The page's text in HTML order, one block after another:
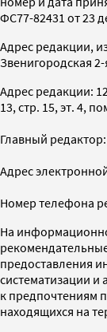
ФС77-82431 от 23
Адрес редакции,
Звенигородская 2-
Адрес редакции:
13, стр. 15, эт. 4,
Главный
Адрес
Номер телефона
На
предоставления
систематизации и
к предпочтениям
находящихся на